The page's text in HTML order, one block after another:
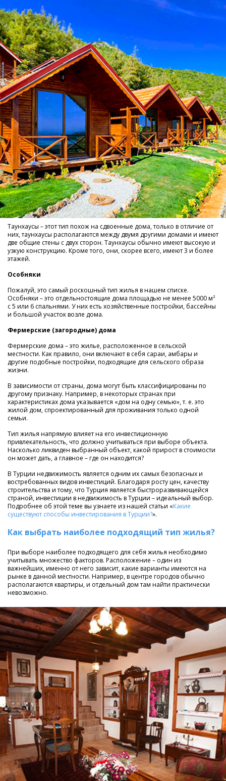
Таунхаусы – этот тип похож на сдвоенные дома, только в отличие от
них, таунхаусы располагаются между двумя другими домами и имеют
две общие стены с двух сторон. Таунхаусы обычно имеют высокую и
узкую конструкцию. Кроме того, они, скорее всего, имеют 3 и более
этажей.
Особняки
Пожалуй, это самый роскошный тип жилья в нашем списке.
Особняки – это отдельностоящие дома площадью не менее 5000 м²
с 5 или 6 спальнями. У них есть хозяйственные постройки, бассейны
и большой участок возле дома.
Фермерские (загородные) дома
Фермерские дома – это жилье, расположенное в сельской
местности. Как правило, они включают в себя сараи, амбары и
другие подобные постройки, подходящие для сельского образа
жизни.
В зависимости от страны, дома могут быть классифицированы по
другому признаку. Например, в некоторых странах при
характеристиках дома указывается «дом на одну семью», т. е. это
жилой дом, спроектированный для проживания только одной
семьи.
Тип жилья напрямую влияет на его инвестиционную
привлекательность, что должно учитываться при выборе объекта.
Насколько ликвиден выбранный объект, какой прирост в стоимости
он может дать, а главное – где он находится?
В Турции недвижимость является одним их самых безопасных и
востребованных видов инвестиций. Благодаря росту цен, качеству
строительства и тому, что Турция является быстроразвивающейся
страной, инвестиции в недвижимость в Турции – идеальный выбор.
Подробнее об этой теме вы узнаете из нашей статьи «Какие
существуют способы инвестирования в Турции?».
Как выбрать наиболее подходящий тип жилья?
При выборе наиболее подходящего для себя жилья необходимо
учитывать множество факторов. Расположение – один из
важнейших, именно от него зависит, какие варианты имеются на
рынке в данной местности. Например, в центре городов обычно
располагаются квартиры, и отдельный дом там найти практически
невозможно.